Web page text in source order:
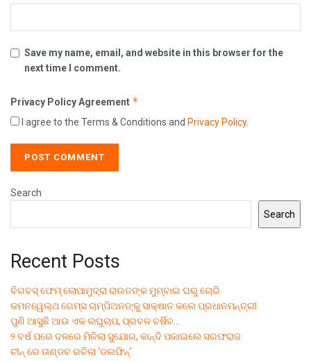
Save my name, email, and website in this browser for the
next time I comment.
Privacy Policy Agreement *
I agree to the Terms & Conditions and Privacy Policy.
Search
Search
Recent Posts
ବିଗବସ୍ ଫେମ୍ ଲୋପାମୁଦ୍ରା ରାଉତଙ୍କ ମୁମ୍ବାଇ ଘରୁ ଚୋରି
କମନୱେଲ୍ଥ ଗେମ୍ସ ଚାମ୍ପିଅନଙ୍କୁ ସାକ୍ଷାତ କଲେ ପ୍ରଧାନମନ୍ତ୍ରୀ
ପୁଣି ଆସୁଛି ଆଉ ଏକ ଲଘୁଚାପ, ପ୍ରବଳ ବର୍ଷିବ…
୨ ବର୍ଷ ପରେ ଦଳରେ ମିଳିଲା ସୁଯୋଗ, କାନ୍ଦି ପକାଇଲେ ସରଫରାଜ
ଚୀନ୍ ରେ ତାଣ୍ଡବ ରଚିଲା ‘ଡଲଫିନ୍’